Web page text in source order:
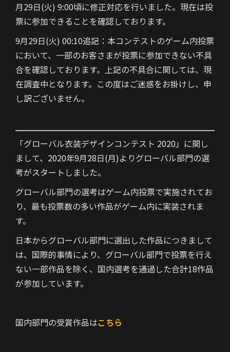
月29日(火) 9:00頃に修正対応を行いました。現在は投
票に参加できることを確認しております。
9月29日(火) 00:10追記：本コンテストのゲーム内投票
において、一部のお客さまが投票に参加できない不具
合を確認しております。上記の不具合に関しては、現
在調査中となります。この度はご迷惑をお掛けし、申
し訳ございません。
「グローバル衣装デザインコンテスト 2020」に関し
まして、2020年9月28日(月)よりグローバル部門の選
考がスタートしました。
グローバル部門の選考はゲーム内投票で実施されてお
り、最も投票数の多い作品がゲーム内に実装されま
す。
日本からグローバル部門に選出した作品につきまして
は、国際的事情により、グローバル部門で投票を行え
ない一部作品を除く、国内選考を通過した合計18作品
が参加しています。
国内部門の受賞作品はこちら